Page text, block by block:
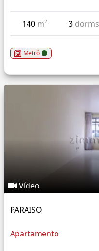
140 m² 3 dorms
Metrô
Vídeo
PARAISO
Apartamento